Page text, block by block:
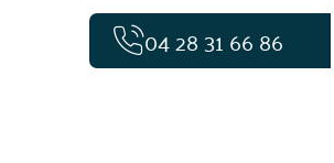
04 28 31 66 86